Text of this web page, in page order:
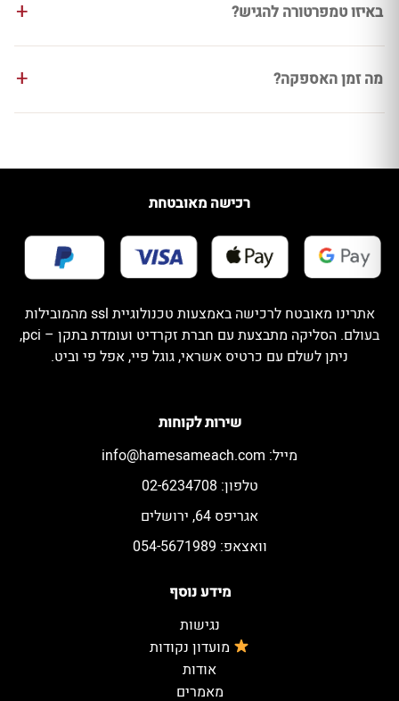
באיזו טמפרטורה להגיש?
מה זמן האספקה?
מידע נוסף
נגישות
מועדון נקודות
אודות
מאמרים
שירות לקוחות
מייל: info@hamesameach.com
טלפון: 02-6234708
אגריפס 64, ירושלים
וואצאפ: 054-5671989
רכישה מאובטחת
אתרינו מאובטח לרכישה באמצעות טכנולוגיית ssl מהמובילות
בעולם. הסליקה מתבצעת עם חברת זקרדיט ועומדת בתקן – pci,
ניתן לשלם עם כרטיס אשראי, גוגל פיי, אפל פי וביט.